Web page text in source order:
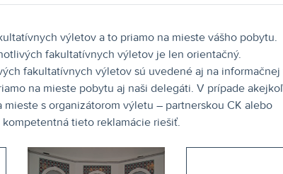
výletov a to priamo na mieste vášho pobytu.
fakultatívnych výletov je len orientačný.
fakultatívnych výletov sú uvedené aj na informačnej
na mieste pobytu aj naši delegáti. V prípade
s organizátorom výletu – partnerskou CK alebo
tieto reklamácie riešiť.